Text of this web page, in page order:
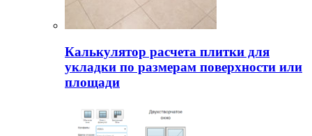
Калькулятор расчета плитки для
укладки по размерам поверхности или
площади